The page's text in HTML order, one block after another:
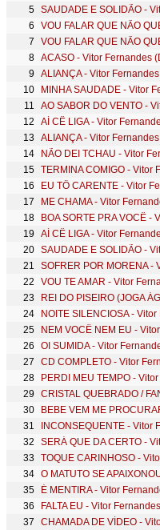
AÍ CÊ LIGA - Vitor
AÍ CÊ LIGA - Vitor
VOU TE AMAR - Vitor
FALTA EU - Vitor